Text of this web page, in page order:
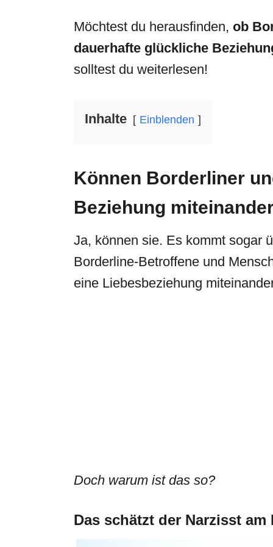
Möchtest du herausfinden, ob
dauerhafte glückliche
solltest du weiterlesen!
Inhalte Einblenden
Können Borderliner
Beziehung
Ja, können sie. Es kommt sogar
Borderline-Betroffene und
eine Liebesbeziehung
Doch warum ist das so?
Das schätzt der Narzisst